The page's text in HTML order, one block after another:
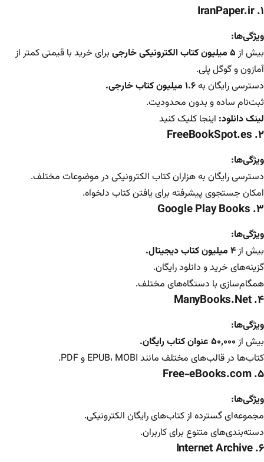
۱. IranPaper.ir
ویژگی‌ها:
بیش از ۵ میلیون کتاب الکترونیکی خارجی
برای خرید با قیمتی کمتر از
آمازون و گوگل پلی.
دسترسی رایگان به۱.۶ میلیون کتاب خارجی.
ثبت‌نام ساده و بدون محدودیت.
لینک دانلود: اینجا کلیک کنید
۲. FreeBookSpot.es
ویژگی‌ها:
دسترسی رایگان به هزاران کتاب الکترونیکی در موضوعات مختلف.
امکان جستجوی پیشرفته برای یافتن کتاب دلخواه.
۳. Google Play Books
ویژگی‌ها:
بیش از۴ میلیون کتاب دیجیتال.
گزینه‌های خرید و دانلود رایگان.
همگام‌سازی با دستگاه‌های مختلف.
۴. ManyBooks.Net
ویژگی‌ها:
بیش از۵۰,۰۰۰ عنوان کتاب رایگان.
کتاب‌ها در قالب‌های مختلف مانند EPUB، MOBI و PDF.
۵. Free-eBooks.com
ویژگی‌ها:
مجموعه‌ای گسترده از کتاب‌های رایگان الکترونیکی.
دسته‌بندی‌های متنوع برای کاربران.
۶. Internet Archive